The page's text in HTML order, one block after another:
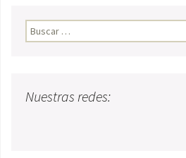
Buscar:
Nuestras redes: